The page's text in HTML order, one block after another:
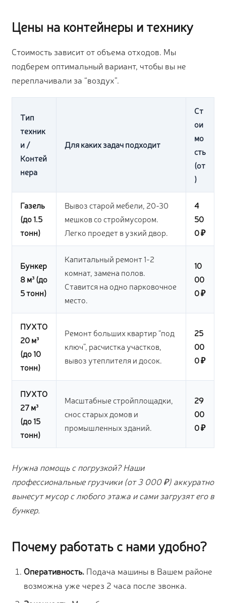
Цены на контейнеры и технику
Стоимость зависит от объема отходов. Мы
подберем оптимальный вариант, чтобы вы не
переплачивали за “воздух”.
Тип
техник
и /
Контей
нера
Для каких задач подходит
Ст
ои
мо
сть
(от
)
Газель
(до 1.5
тонн)
Вывоз старой мебели, 20-30
мешков со строймусором.
Легко проедет в узкий двор.
4
50
0 ₽
Бункер
8 м³ (до
5 тонн)
Капитальный ремонт 1-2
комнат, замена полов.
Ставится на одно парковочное
место.
10
00
0 ₽
ПУХТО
20 м³
(до 10
тонн)
Ремонт больших квартир “под
ключ”, расчистка участков,
вывоз утеплителя и досок.
25
00
0 ₽
ПУХТО
27 м³
(до 15
тонн)
Масштабные стройплощадки,
снос старых домов и
промышленных зданий.
29
00
0 ₽
Нужна помощь с погрузкой? Наши
профессиональные грузчики (от 3 000 ₽) аккуратно
вынесут мусор с любого этажа и сами загрузят его в
бункер.
Почему работать с нами удобно?
Оперативность. Подача машины в Вашем районе
возможна уже через 2 часа после звонка.